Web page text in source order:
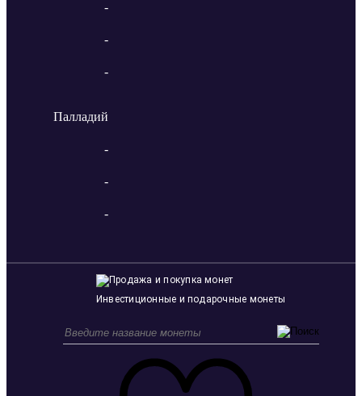
-
-
-
Палладий
-
-
-
Инвестиционные и подарочные монеты